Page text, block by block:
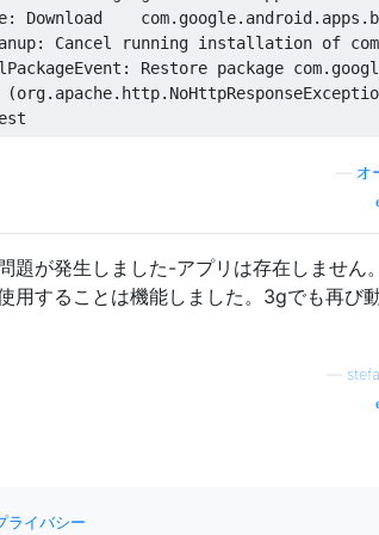
Cancel running installation of
Restore package
オ
題が発生しました-アプリは存在しません
用することは機能しました。3gでも再び
ライバシー